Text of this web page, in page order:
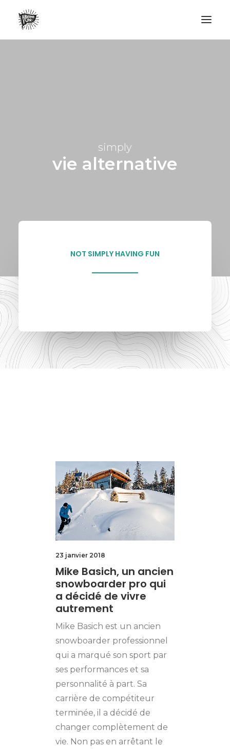
simply
vie alternative
NOT SIMPLY HAVING FUN
23 janvier 2018
Mike Basich, un ancien
snowboarder pro qui
a décidé de vivre
autrement
Mike Basich est un ancien
snowboarder professionnel
qui a marqué son sport par
ses performances et sa
personnalité à part. Sa
carrière de compétiteur
terminée, il a décidé de
changer complètement de
vie. Non pas en arrêtant le